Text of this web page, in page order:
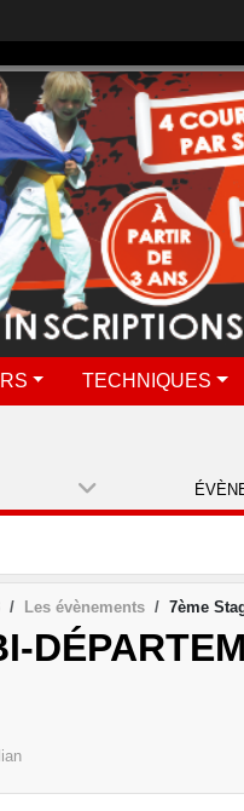
TECHNIQUES
Les évènements 7ème